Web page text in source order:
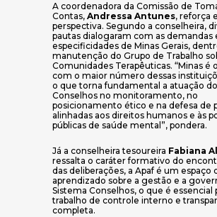
A coordenadora da Comissão de
Contas, Andressa Antunes, reforça
perspectiva. Segundo a conselheira,
pautas dialogaram com as demandas
especificidades de Minas Gerais,
manutenção do Grupo de Trabalho
Comunidades Terapêuticas. “Minas é
com o maior número dessas
o que torna fundamental a atuação
Conselhos no monitoramento, no
posicionamento ético e na defesa de
alinhadas aos direitos humanos e às
públicas de saúde mental”, pondera.
Já a conselheira tesoureira Fabiana
ressalta o caráter formativo do
das deliberações, a Apaf é um espaço
aprendizado sobre a gestão e a
Sistema Conselhos, o que é essencial
trabalho de controle interno e
completa.